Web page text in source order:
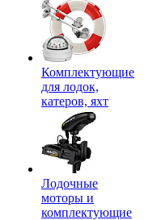
Комплектующие
для лодок,
катеров, яхт
Лодочные
моторы и
комплектующие